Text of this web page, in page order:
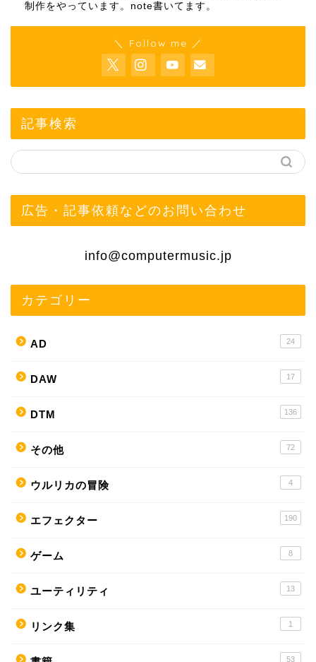
制作をやっています。 note書いてます。
＼ Follow me ／
記事検索
広告・記事依頼などのお問い合わせ
info@computermusic.jp
カテゴリー
AD 24
DAW 17
DTM 136
その他 72
ウルリカの冒険 4
エフェクター 190
ゲーム 8
ユーティリティ 13
リンク集 1
53